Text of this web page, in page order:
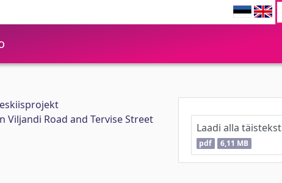
Road and Tervise Street
Laadi alla täistekst
pdf 6,11 MB